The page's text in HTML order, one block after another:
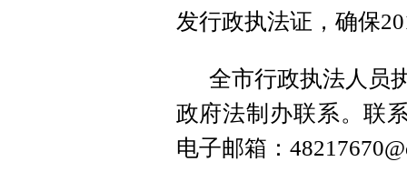
发行政执法证，确保
全市行政执法人员
政府法制办联系。联
电子邮箱：